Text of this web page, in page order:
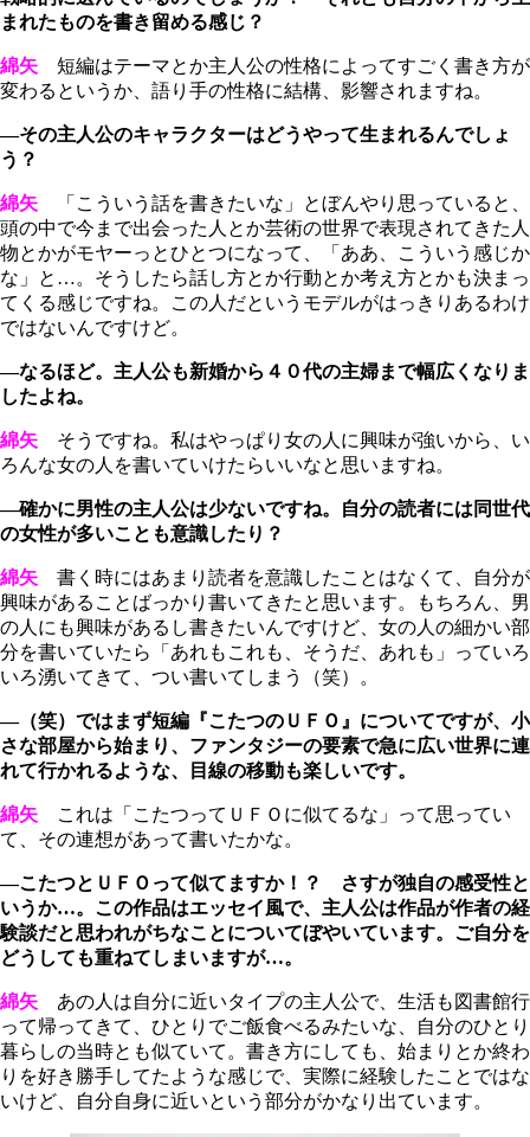
まれたものを書き留める感じ？
綿矢 短編はテーマとか主人公の性格によってすごく書き方が
変わるというか、語り手の性格に結構、影響されますね。
―その主人公のキャラクターはどうやって生まれるんでしょ
う？
綿矢 「こういう話を書きたいな」とぼんやり思っていると、
頭の中で今まで出会った人とか芸術の世界で表現されてきた人
物とかがモヤーっとひとつになって、「ああ、こういう感じか
な」と…。そうしたら話し方とか行動とか考え方とかも決まっ
てくる感じですね。この人だというモデルがはっきりあるわけ
ではないんですけど。
―なるほど。主人公も新婚から４０代の主婦まで幅広くなりま
したよね。
綿矢 そうですね。私はやっぱり女の人に興味が強いから、い
ろんな女の人を書いていけたらいいなと思いますね。
―確かに男性の主人公は少ないですね。自分の読者には同世代
の女性が多いことも意識したり？
綿矢 書く時にはあまり読者を意識したことはなくて、自分が
興味があることばっかり書いてきたと思います。もちろん、男
の人にも興味があるし書きたいんですけど、女の人の細かい部
分を書いていたら「あれもこれも、そうだ、あれも」っていろ
いろ湧いてきて、つい書いてしまう（笑）。
―（笑）ではまず短編『こたつのＵＦＯ』についてですが、小
さな部屋から始まり、ファンタジーの要素で急に広い世界に連
れて行かれるような、目線の移動も楽しいです。
綿矢 これは「こたつってＵＦＯに似てるな」って思ってい
て、その連想があって書いたかな。
―こたつとＵＦＯって似てますか！？ さすが独自の感受性と
いうか…。この作品はエッセイ風で、主人公は作品が作者の経
験談だと思われがちなことについてぼやいています。ご自分を
どうしても重ねてしまいますが…。
綿矢 あの人は自分に近いタイプの主人公で、生活も図書館行
って帰ってきて、ひとりでご飯食べるみたいな、自分のひとり
暮らしの当時とも似ていて。書き方にしても、始まりとか終わ
りを好き勝手してたような感じで、実際に経験したことではな
いけど、自分自身に近いという部分がかなり出ています。